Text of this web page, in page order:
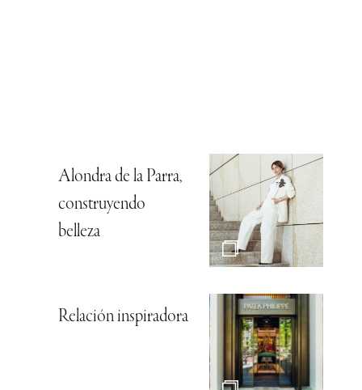
Alondra de la Parra,
construyendo
belleza
Relación inspiradora